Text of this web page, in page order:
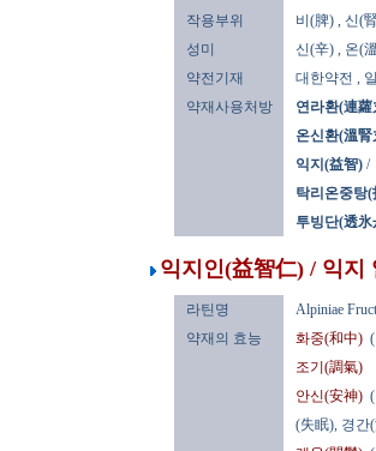
작용부위
비(脾)
, 신(
성미
신(辛)
, 온(
약전기재
대한약전
,
약재사용처방
연라환(連蘿
온신환(溫腎
익지(益智) /
탁리온중탕
투빙단(透氷
익지인(益智仁) / 익지
라틴명
Alpiniae
약재의 효능
화중(和中)
조기(調氣)
안신(安神)
(失眠), 경간